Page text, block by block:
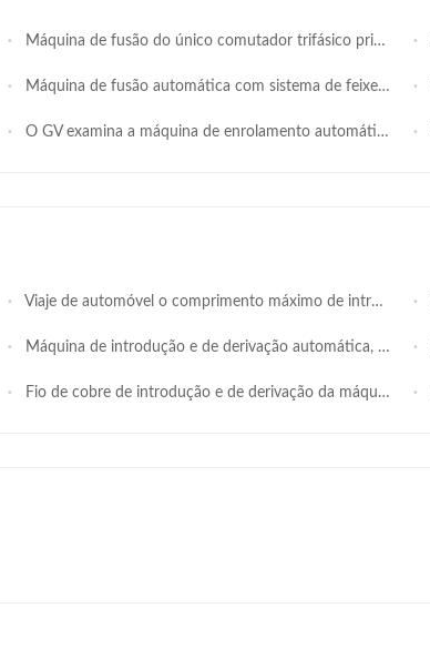
Máquina de fusão do único comutador trifásico principal para o motor da C.C.
Máquina de fusão automática com sistema de feixe de passeio
O GV examina a máquina de enrolamento automática do estator para o motor da C.C. e o motor universal
Viaje de automóvel o comprimento máximo de introdução e de derivação do estator da máquina 120mm do núcleo
Máquina de introdução e de derivação automática, forma das bobinas de estator que expande e que forma a máquina
Fio de cobre de introdução e de derivação da máquina e fio do alumínio